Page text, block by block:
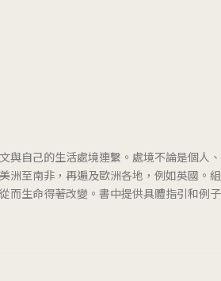
與自己的生活處境連繫。處境不論是個人
洲至南非，再遍及歐洲各地，例如英國。
而生命得著改變。書中提供具體指引和例